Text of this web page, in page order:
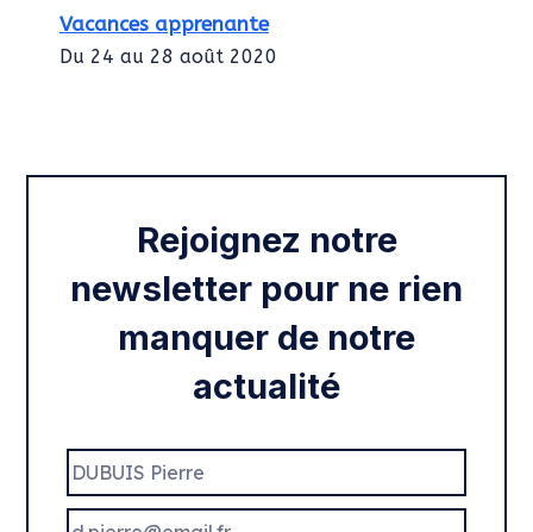
Vacances apprenante
Du 24 au 28 août 2020
Rejoignez notre
newsletter pour ne rien
manquer de notre
actualité